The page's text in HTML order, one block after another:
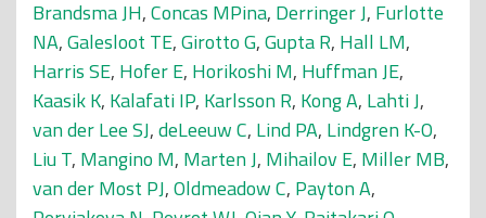
Brandsma JH,Concas MPina, Derringer J, Furlotte
NA,Galesloot TE,Girotto G,Gupta R, Hall LM,
Harris SE, Hofer E, Horikoshi M, Huffman JE,
Kaasik K, Kalafati IP, Karlsson R, Kong A, Lahti J,
van der Lee SJ,deLeeuw C, Lind PA, Lindgren K-O,
Liu T, Mangino M, Marten J, Mihailov E, Miller MB,
van der Most PJ,Oldmeadow C, Payton A,